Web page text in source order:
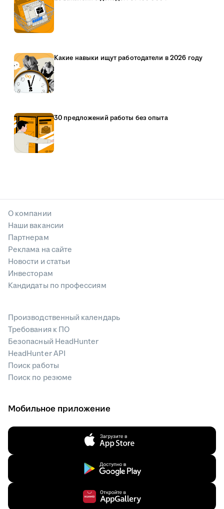
Какие навыки ищут работодатели в 2026 году
30 предложений работы без опыта
О компании
Наши вакансии
Партнерам
Реклама на сайте
Новости и статьи
Инвесторам
Кандидаты по профессиям
Производственный календарь
Требования к ПО
Безопасный HeadHunter
HeadHunter API
Поиск работы
Поиск по резюме
Мобильное приложение